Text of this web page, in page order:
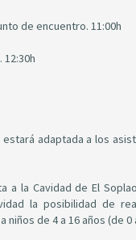
de encuentro. 11:00h
12:30h
adaptada a los
a la Cavidad de El
la posibilidad de
de 4 a 16 años (de 0